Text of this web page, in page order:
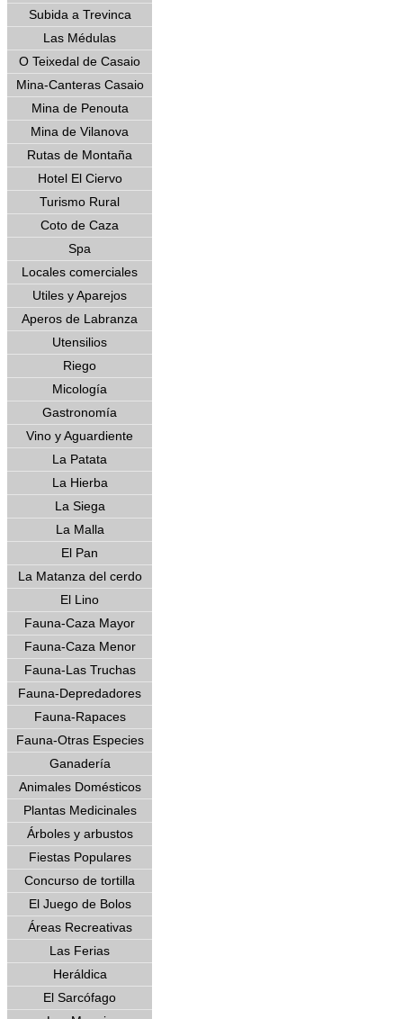
Subida a Trevinca
Las Médulas
O Teixedal de Casaio
Mina-Canteras Casaio
Mina de Penouta
Mina de Vilanova
Rutas de Montaña
Hotel El Ciervo
Turismo Rural
Coto de Caza
Spa
Locales comerciales
Utiles y Aparejos
Aperos de Labranza
Utensilios
Riego
Micología
Gastronomía
Vino y Aguardiente
La Patata
La Hierba
La Siega
La Malla
El Pan
La Matanza del cerdo
El Lino
Fauna-Caza Mayor
Fauna-Caza Menor
Fauna-Las Truchas
Fauna-Depredadores
Fauna-Rapaces
Fauna-Otras Especies
Ganadería
Animales Domésticos
Plantas Medicinales
Árboles y arbustos
Fiestas Populares
Concurso de tortilla
El Juego de Bolos
Áreas Recreativas
Las Ferias
Heráldica
El Sarcófago